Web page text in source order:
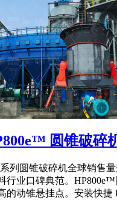
圆锥破碎
列圆锥破碎机全球销售量
行业口碑典范。
的动锥悬挂点。安装快捷